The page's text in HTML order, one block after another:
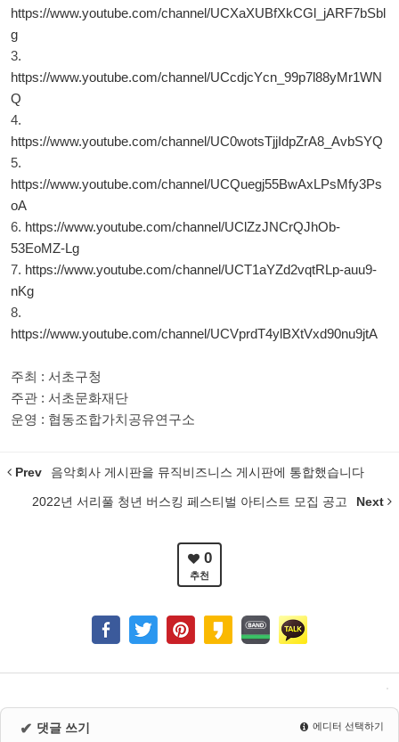
https://www.youtube.com/channel/UCXaXUBfXkCGl_jARF7bSbl
g
3.
https://www.youtube.com/channel/UCcdjcYcn_99p7l88yMr1WN
Q
4.
https://www.youtube.com/channel/UC0wotsTjjIdpZrA8_AvbSYQ
5.
https://www.youtube.com/channel/UCQuegj55BwAxLPsMfy3Ps
oA
6. https://www.youtube.com/channel/UClZzJNCrQJhOb-
53EoMZ-Lg
7. https://www.youtube.com/channel/UCT1aYZd2vqtRLp-auu9-
nKg
8.
https://www.youtube.com/channel/UCVprdT4ylBXtVxd90nu9jtA
주최 : 서초구청
주관 : 서초문화재단
운영 : 협동조합가치공유연구소
Prev 음악회사 게시판을 뮤직비즈니스 게시판에 통합했습니다
2022년 서리풀 청년 버스킹 페스티벌 아티스트 모집 공고 Next
0
추천
✔ 댓글 쓰기 에디터 선택하기